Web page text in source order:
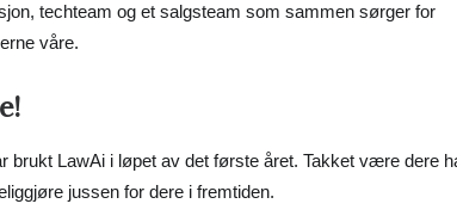
techteam og et salgsteam som sammen sørger for
våre.
brukt LawAi i løpet av det første året. Takket være dere
jussen for dere i fremtiden.